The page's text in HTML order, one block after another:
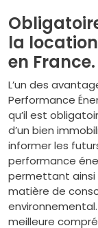
la
en France.
L’un des
Performance
qu’il est
d’un bien
informer les
performance
permettant ainsi
matière de
meilleure